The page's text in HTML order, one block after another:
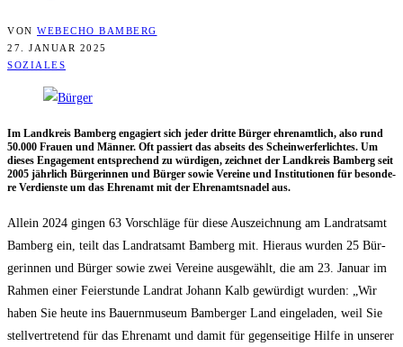
VON WEBECHO BAMBERG
27. JANUAR 2025
SOZIALES
Im Land­kreis Bam­berg enga­giert sich jeder drit­te Bür­ger ehren­amt­lich, also rund
50.000 Frau­en und Män­ner. Oft pas­siert das abseits des Schein­wer­fer­lich­tes. Um
die­ses Enga­ge­ment ent­spre­chend zu wür­di­gen, zeich­net der Land­kreis Bam­berg seit
2005 jähr­lich Bür­ge­rin­nen und Bür­ger sowie Ver­ei­ne und Insti­tu­tio­nen für beson­de­
re Ver­diens­te um das Ehren­amt mit der Ehren­amts­na­del aus.
Allein 2024 gin­gen 63 Vor­schlä­ge für die­se Aus­zeich­nung am Land­rats­amt
Bam­berg ein, teilt das Land­rats­amt Bam­berg mit. Hier­aus wur­den 25 Bür­
ge­rin­nen und Bür­ger sowie zwei Ver­ei­ne aus­ge­wählt, die am 23. Janu­ar im
Rah­men einer Fei­er­stun­de Land­rat Johann Kalb gewür­digt wur­den: „Wir
haben Sie heu­te ins Bau­ern­mu­se­um Bam­ber­ger Land ein­ge­la­den, weil Sie
stell­ver­tre­tend für das Ehren­amt und damit für gegen­sei­ti­ge Hil­fe in unse­rer